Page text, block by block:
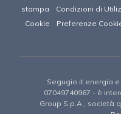
stampa
Condizioni di
Cookie
Preferenze
Segugio.it energia
07049740967 - è
Group S.p.A., società